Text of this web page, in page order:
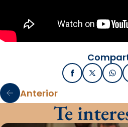
Facebook
X /
Anterior
Te